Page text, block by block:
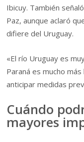
Ibicuy. También
Paz, aunque aclaró
difiere del Uruguay.
«El río Uruguay es
Paraná es mucho
anticipar medidas
Cuándo
mayores